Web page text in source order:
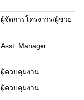
ผู้จัดการโครงการ/ผู้ช่วย
Asst. Manager
ผู้ควบคุมงาน
ผู้ควบคุมงาน